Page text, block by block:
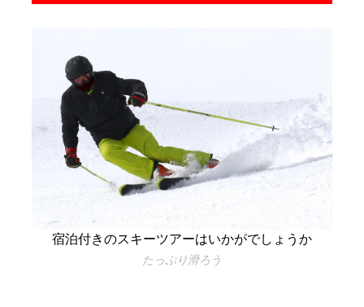
宿泊付きのスキーツアーはいかがでしょうか
たっぷり滑ろう